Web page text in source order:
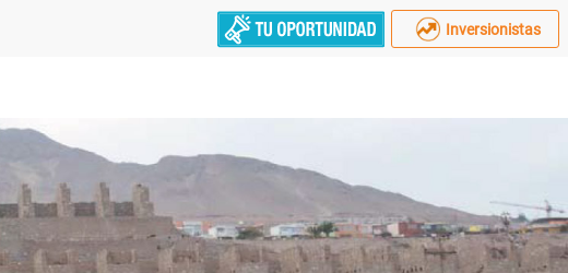
Inversionistas